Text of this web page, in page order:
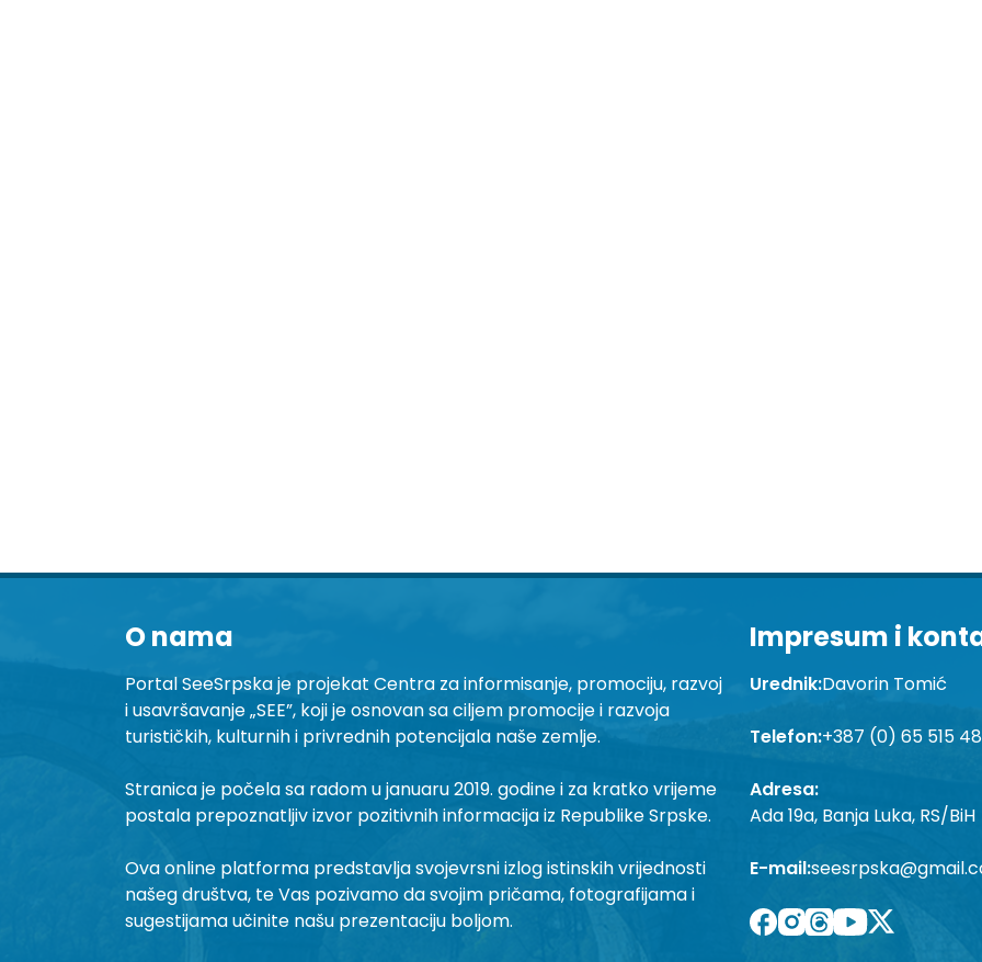
O nama
Portal SeeSrpska je projekat Centra za informisanje, promociju, razvoj
i usavršavanje „SEE”, koji je osnovan sa ciljem promocije i razvoja
turističkih, kulturnih i privrednih potencijala naše zemlje.
Stranica je počela sa radom u januaru 2019. godine i za kratko vrijeme
postala prepoznatljiv izvor pozitivnih informacija iz Republike Srpske.
Ova online platforma predstavlja svojevrsni izlog istinskih vrijednosti
našeg društva, te Vas pozivamo da svojim pričama, fotografijama i
sugestijama učinite našu prezentaciju boljom.
Impresum i
Urednik:Davorin Tomić
Telefon:+387 (0) 65 515
Adresa:
Ada 19a, Banja Luka, RS/BiH
E-mail: